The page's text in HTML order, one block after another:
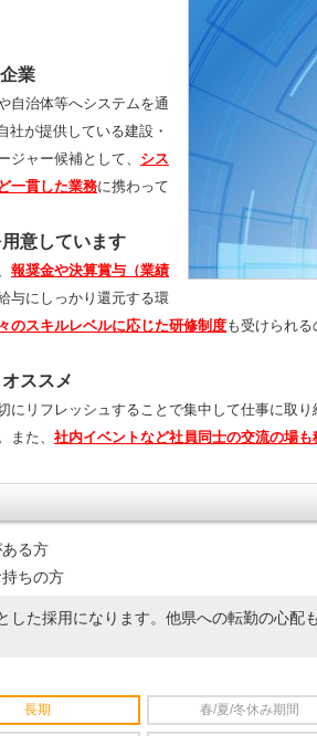
業
自治体等へシステムを通
社が提供している建設・
ャー候補として、 シス
一貫した業務に携わって
意しています
報奨金や決算賞与（業績
与にしっかり還元する環
のスキルレベルに応じた研修制度も受けられ
ススメ
にリフレッシュすることで集中して仕事に取り
また、 社内イベントなど社員同士の交流の場
る方
ちの方
た採用になります。他県への転勤の心配
長期 春/夏/冬休み期間